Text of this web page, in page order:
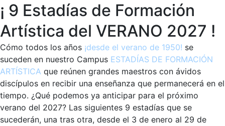
¡ 9 Estadías de Formación
Artística del VERANO 2027 !
Cómo todos los años ¡desde el verano de 1950! se
suceden en nuestro Campus ESTADÍAS DE FORMACIÓN
ARTÍSTICA que reúnen grandes maestros con ávidos
discípulos en recibir una enseñanza que permanecerá en el
tiempo. ¿Qué podemos ya anticipar para el próximo
verano del 2027? Las siguientes 9 estadías que se
sucederán, una tras otra, desde el 3 de enero al 29 de